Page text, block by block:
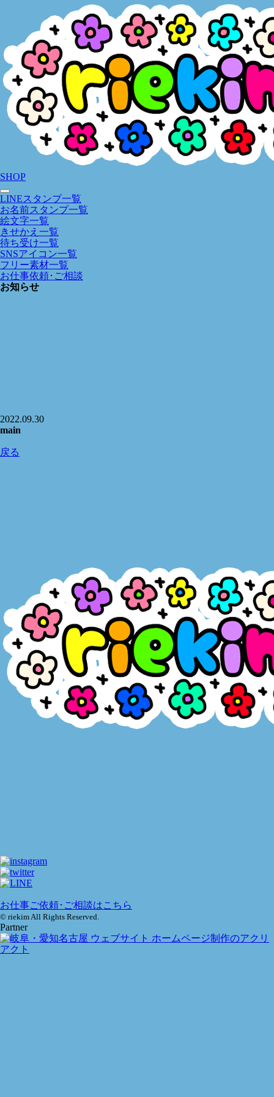
SHOP
LINEスタンプ一覧
お名前スタンプ一覧
絵文字一覧
きせかえ一覧
待ち受け一覧
SNSアイコン一覧
フリー素材一覧
お仕事依頼･ご相談
お知らせ
2022.09.30
main
戻る
お仕事ご依頼･ご相談はこちら
© riekim All Rights Reserved.
Partner